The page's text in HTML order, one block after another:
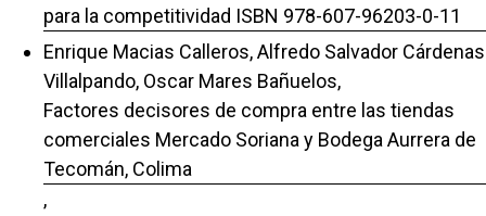
para la competitividad ISBN 978-607-96203-0-11
Enrique Macias Calleros, Alfredo Salvador Cárdenas
Villalpando, Oscar Mares Bañuelos,
Factores decisores de compra entre las tiendas
comerciales Mercado Soriana y Bodega Aurrera de
Tecomán, Colima
,